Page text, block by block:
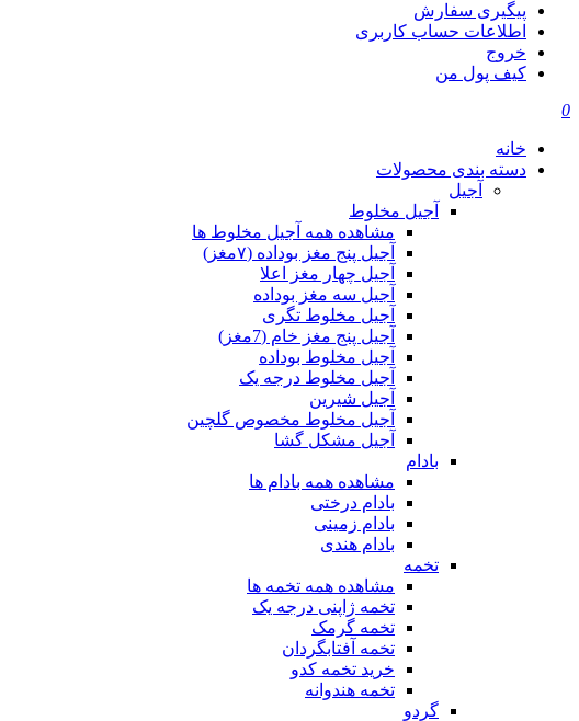
پیگیری سفارش
اطلاعات حساب كاربری
خروج
کیف پول من
0
خانه
دسته بندی محصولات
آجیل
آجیل مخلوط
مشاهده همه آجیل مخلوط ها
آجیل پنج مغز بوداده (۷مغز)
آجیل چهار مغز اعلا
آجیل سه مغز بوداده
آجیل مخلوط تگری
آجیل پنج مغز خام (7مغز)
آجیل مخلوط بوداده
آجیل مخلوط درجه یک
آجیل شیرین
آجیل مخلوط مخصوص گلچین
آجیل مشکل گشا
بادام
مشاهده همه بادام ها
بادام درختی
بادام زمینی
بادام هندی
تخمه
مشاهده همه تخمه ها
تخمه ژاپنی درجه یک
تخمه گرمک
تخمه آفتابگردان
خرید تخمه کدو
تخمه هندوانه
گردو